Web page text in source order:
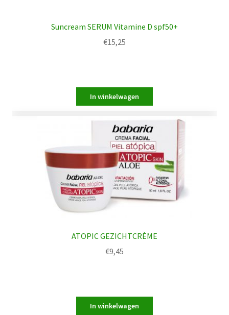
Suncream SERUM Vitamine D spf50+
€15,25
ATOPIC GEZICHTCRÈME
€9,45